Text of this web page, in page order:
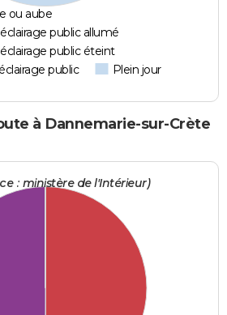
ou aube
public allumé
public éteint
public
Plein jour
à Dannemarie-sur-Crète
: ministère de l'Intérieur)